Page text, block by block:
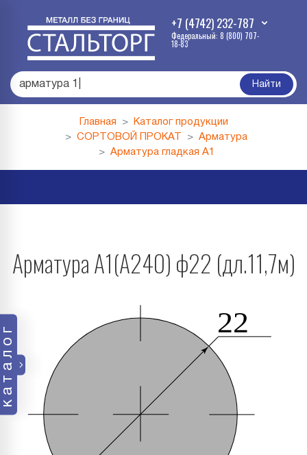
+7 (4742) 232-787
Федеральный: 8 (800) 707-
18-83
арма| Найти
каталог
Главная
Каталог продукции
СОРТОВОЙ ПРОКАТ
Арматура
Арматура гладкая А1
Арматура А1(А240) ф22 (дл.11,7м)